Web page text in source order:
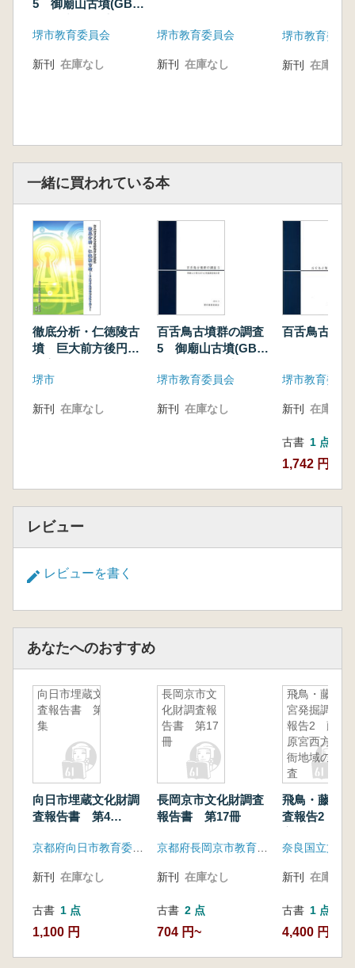
5 御廟山古墳(GBY-
堺市教育委員会
新刊 在庫なし
堺市教育委員会
新刊 在庫なし
堺市教育委員
新刊 在庫なし
一緒に買われている本
徹底分析・仁徳陵古
墳 巨大前方後円墳
堺市
新刊 在庫なし
百舌鳥古墳群の調査
5 御廟山古墳(GBY-
堺市教育委員会
新刊 在庫なし
百舌鳥古墳
堺市教育委員
新刊 在庫なし
古書 1 点
1,742 円
レビュー
レビューを書く
あなたへのおすすめ
向日市埋蔵文化財調
査報告書 第4
集
向日市埋蔵文化財調
査報告書 第4
新刊 在庫なし
古書 1 点
1,100 円
長岡京市文
化財調査報
告書 第17
冊
長岡京市文化財調査
報告書 第17冊
新刊 在庫なし
古書 2 点
704 円~
飛鳥・藤原
宮発掘調査
報告2 藤
原宮西方官
衙地域の調
査
飛鳥・藤原
査報告2 藤
奈良国立文化
新刊 在庫なし
古書 1 点
4,400 円